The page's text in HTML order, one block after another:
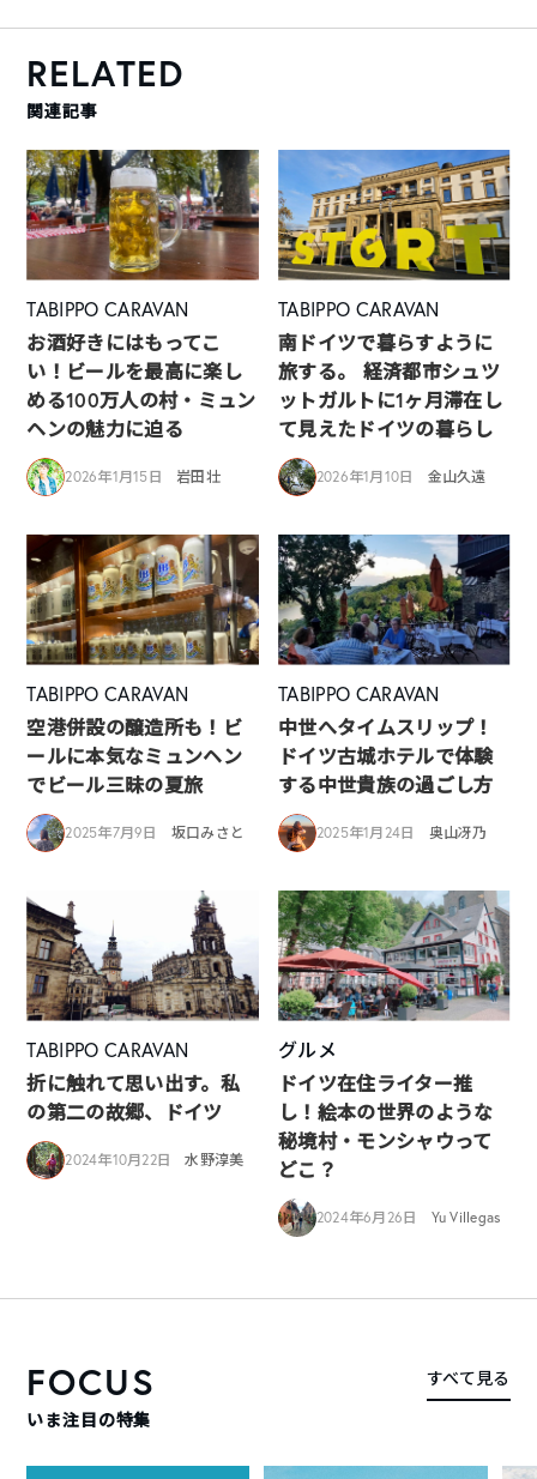
RELATED
関連記事
TABIPPO CARAVAN
お酒好きにはもってこ
い！ビールを最高に楽し
める100万人の村・ミュン
ヘンの魅力に迫る
2026年1月15日 岩田壮
TABIPPO CARAVAN
南ドイツで暮らすように
旅する。 経済都市シュツ
ットガルトに1ヶ月滞在し
て見えたドイツの暮らし
2026年1月10日 金山久遠
TABIPPO CARAVAN
空港併設の醸造所も！ビ
ールに本気なミュンヘン
でビール三昧の夏旅
2025年7月9日 坂口みさと
TABIPPO CARAVAN
中世へタイムスリップ！
ドイツ古城ホテルで体験
する中世貴族の過ごし方
2025年1月24日 奥山冴乃
TABIPPO CARAVAN
折に触れて思い出す。私
の第二の故郷、ドイツ
2024年10月22日 水野淳美
グルメ
ドイツ在住ライター推
し！絵本の世界のような
秘境村・モンシャウって
どこ？
2024年6月26日 Yu Villegas
FOCUS
いま注目の特集
すべて見る